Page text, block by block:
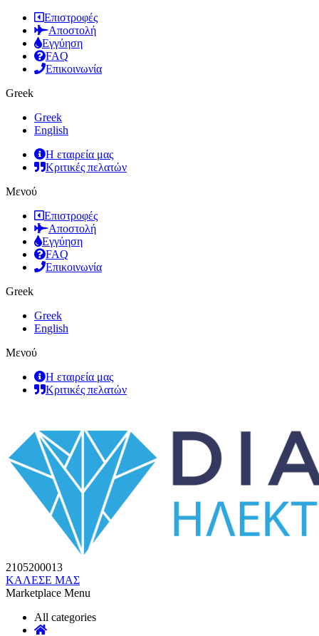
Επιστροφές
Αποστολή
Εγγύηση
FAQ
Επικοινωνία
Greek
Greek
English
Η εταιρεία μας
Κριτικές πελατών
Μενού
Επιστροφές
Αποστολή
Εγγύηση
FAQ
Επικοινωνία
Greek
Greek
English
Μενού
Η εταιρεία μας
Κριτικές πελατών
2105200013
ΚΑΛΕΣΕ ΜΑΣ
Marketplace Menu
All categories